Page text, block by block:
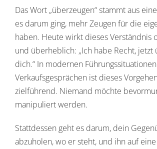
Das Wort „überzeugen“ stammt aus
es darum ging, mehr Zeugen für die
haben. Heute wirkt dieses Verständnis
und überheblich: „Ich habe Recht, jetzt
dich.“ In modernen
Verkaufsgesprächen ist dieses
zielführend. Niemand möchte
manipuliert werden.
Stattdessen geht es darum, dein
abzuholen, wo er steht, und ihn auf